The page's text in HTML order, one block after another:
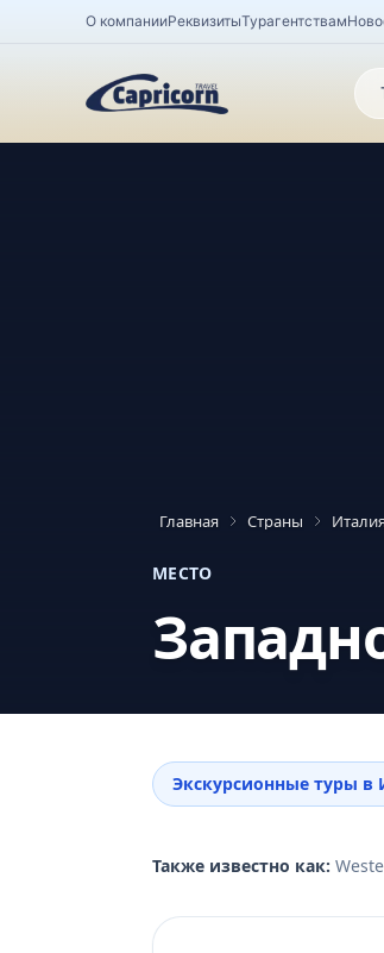
О компанииРеквизитыТурагентствам
Главная Страны
МЕСТО
Экскурсионные туры в
Также известно как: